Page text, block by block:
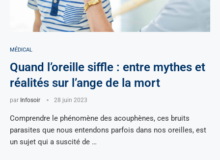
MÉDICAL
Quand l’oreille siffle : entre mythes et
réalités sur l’ange de la mort
par Infosoir 28 juin 2023
Comprendre le phénomène des acouphènes, ces bruits
parasites que nous entendons parfois dans nos oreilles, est
un sujet qui a suscité de …